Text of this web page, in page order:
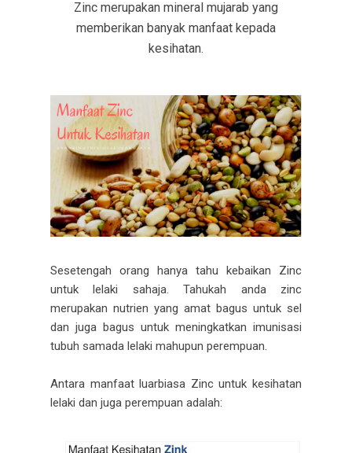
Zinc merupakan mineral mujarab yang
memberikan banyak manfaat kepada
kesihatan.
Sesetengah orang hanya tahu kebaikan Zinc
untuk lelaki sahaja. Tahukah anda zinc
merupakan nutrien yang amat bagus untuk sel
dan juga bagus untuk meningkatkan imunisasi
tubuh samada lelaki mahupun perempuan.
Antara manfaat luarbiasa Zinc untuk kesihatan
lelaki dan juga perempuan adalah: